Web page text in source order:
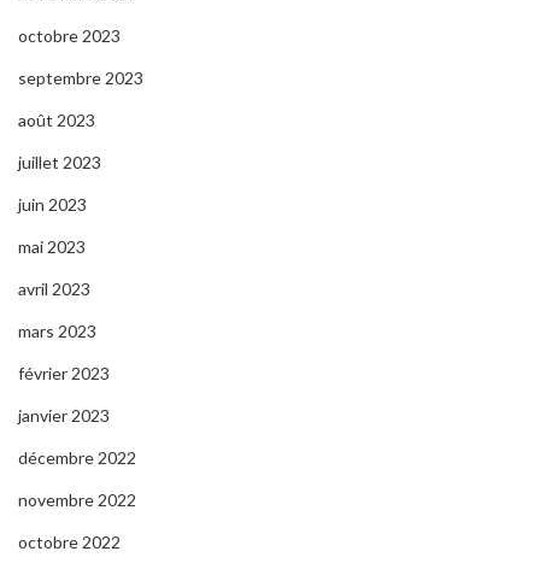
octobre 2023
septembre 2023
août 2023
juillet 2023
juin 2023
mai 2023
avril 2023
mars 2023
février 2023
janvier 2023
décembre 2022
novembre 2022
octobre 2022